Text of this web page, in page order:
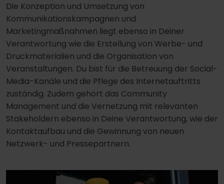
Die Konzeption und Umsetzung von
Kommunikationskampagnen und
Marketingmaßnahmen liegt ebenso in Deiner
Verantwortung wie die Erstellung von Werbe- und
Druckmaterialien und die Organisation von
Veranstaltungen. Du bist für die Betreuung der Social-
Media-Kanäle und die Pflege des Internetauftritts
zuständig. Zudem gehört das Community
Management und die Vernetzung mit relevanten
Stakeholdern ebenso in Deine Verantwortung, wie der
Kontaktaufbau und die Gewinnung von neuen
Netzwerk- und Pressepartnern.